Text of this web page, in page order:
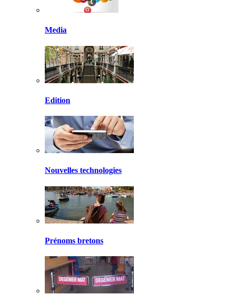
Media
Edition
Nouvelles technologies
Prénoms bretons